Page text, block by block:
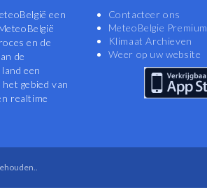
een
en de
de
een
gebied van
realtime
Contacteer ons
MeteoBelgie Premium
Klimaat Archieven
Weer op uw website